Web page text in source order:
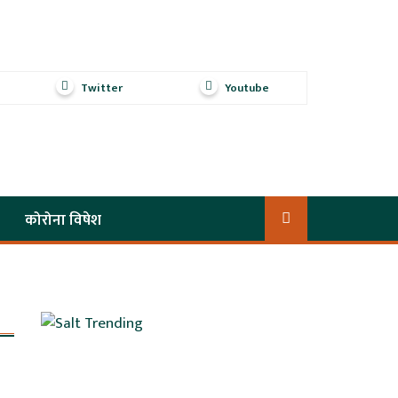
Twitter Youtube
कोरोना विषेश